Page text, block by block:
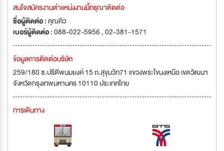
สนใจสมัครงานตำแหน่งงานนี้กรุณาติดต่อ
ชื่อผู้ติดต่อ :คุณคิว
เบอร์ผู้ติดต่อ :088-022-5956 , 02-381-1571
ข้อมูลการติดต่อบริษัท
259/180 ซ.ปรีดีพนมยงค์ 15 ถ.สุขุมวิท71 แขวงพระโขนงเหนือ เขตวัฒนา
จังหวัดกรุงเทพมหานคร 10110 ประเทศไทย
การเดินทาง